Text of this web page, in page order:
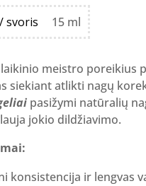
was:
15.99 €.
is:
11.19 €.
svoris 15 ml
meistro poreikius
siekiant atlikti nagų
pasižymi natūralių
jokio dildžiavimo.
konsistencija ir lengvas